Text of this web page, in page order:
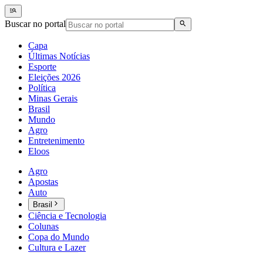
Buscar no portal
Capa
Últimas Notícias
Esporte
Eleições 2026
Política
Minas Gerais
Brasil
Mundo
Agro
Entretenimento
Eloos
Agro
Apostas
Auto
Brasil
Ciência e Tecnologia
Colunas
Copa do Mundo
Cultura e Lazer